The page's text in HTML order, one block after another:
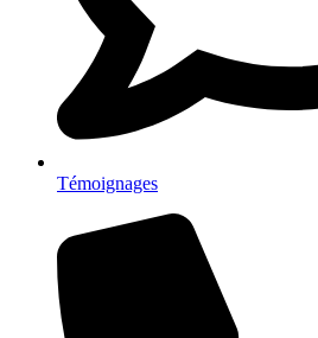
Témoignages